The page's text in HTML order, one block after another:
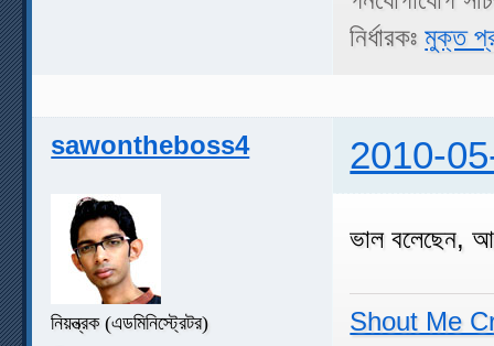
নির্ধারকঃমুক্ত
sawontheboss4 2010-
নিয়ন্ত্রক (এডমিনিস্ট্রেটর)
ভাল বলেছেন,
Shout Me